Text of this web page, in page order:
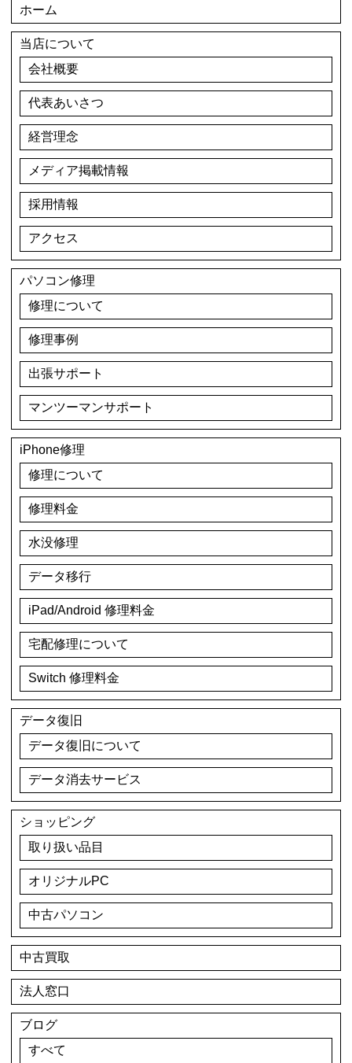
ホーム
当店について
会社概要
代表あいさつ
経営理念
メディア掲載情報
採用情報
アクセス
パソコン修理
修理について
修理事例
出張サポート
マンツーマンサポート
iPhone修理
修理について
修理料金
水没修理
データ移行
iPad/Android 修理料金
宅配修理について
Switch 修理料金
データ復旧
データ復旧について
データ消去サービス
ショッピング
取り扱い品目
オリジナルPC
中古パソコン
中古買取
法人窓口
ブログ
すべて